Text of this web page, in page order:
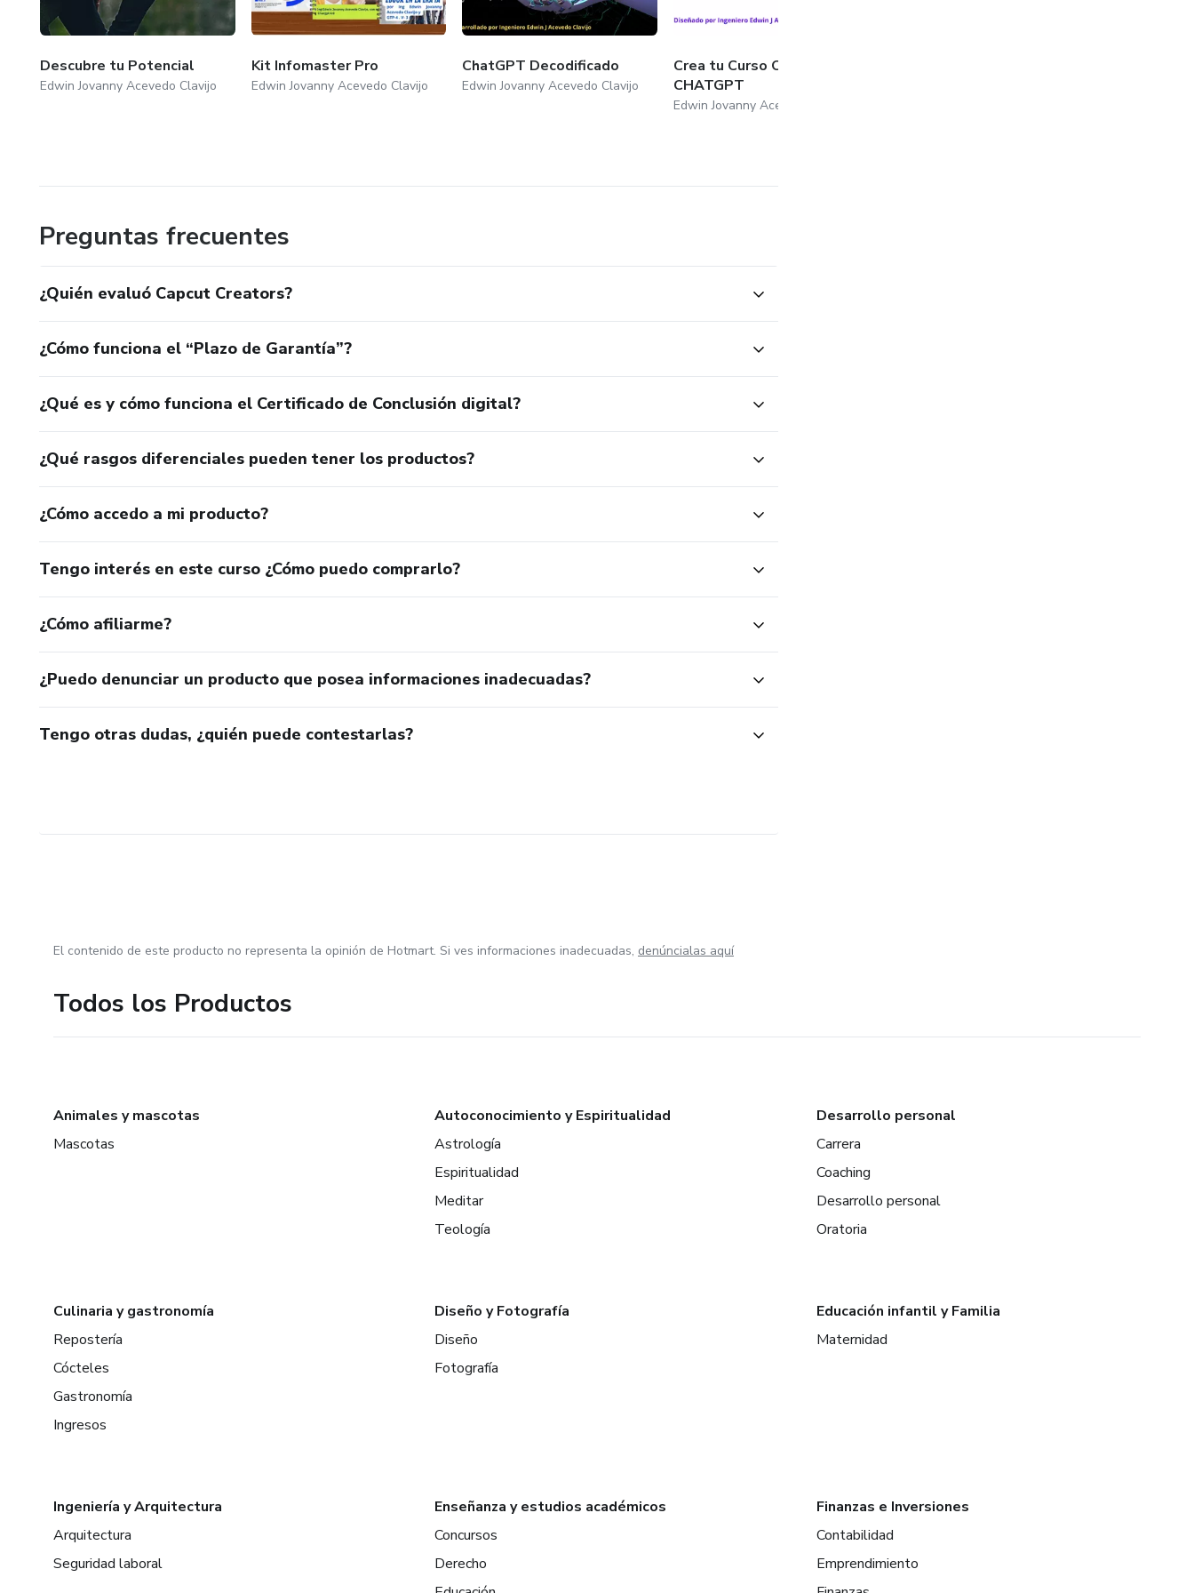
Descubre tu Potencial
Edwin Jovanny Acevedo Clavijo
Kit Infomaster Pro
Edwin Jovanny Acevedo Clavijo
ChatGPT Decodificado
Edwin Jovanny Acevedo Clavijo
Crea tu Curso Online con
CHATGPT
Edwin Jovanny Acevedo Clavijo
Preguntas frecuentes
¿Quién evaluó Capcut Creators?
¿Cómo funciona el “Plazo de Garantía”?
¿Qué es y cómo funciona el Certificado de Conclusión digital?
¿Qué rasgos diferenciales pueden tener los productos?
¿Cómo accedo a mi producto?
Tengo interés en este curso ¿Cómo puedo comprarlo?
¿Cómo afiliarme?
¿Puedo denunciar un producto que posea informaciones inadecuadas?
Tengo otras dudas, ¿quién puede contestarlas?
El contenido de este producto no representa la opinión de Hotmart. Si ves informaciones inadecuadas, denúncialas aquí
Todos los Productos
Animales y mascotas
Mascotas
Autoconocimiento y Espiritualidad
Astrología
Espiritualidad
Meditar
Teología
Desarrollo personal
Carrera
Coaching
Desarrollo personal
Oratoria
Culinaria y gastronomía
Repostería
Cócteles
Gastronomía
Ingresos
Diseño y Fotografía
Diseño
Fotografía
Educación infantil y Familia
Maternidad
Ingeniería y Arquitectura
Arquitectura
Seguridad laboral
Enseñanza y estudios académicos
Concursos
Derecho
Finanzas e Inversiones
Contabilidad
Emprendimiento